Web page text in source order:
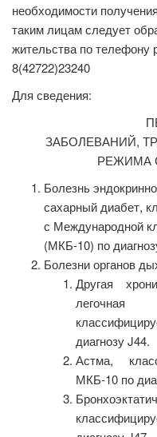
необходимости
таким лицам следует
жительства по телефону
8(42722)23240
Для сведения:
ЗАБОЛЕВАНИЙ,
РЕЖИМА
Болезнь
сахарный диабет,
с Международной
(МКБ-10) по
Болезни органов
Другая
диагнозу J44.
Астма,
МКБ-10 по